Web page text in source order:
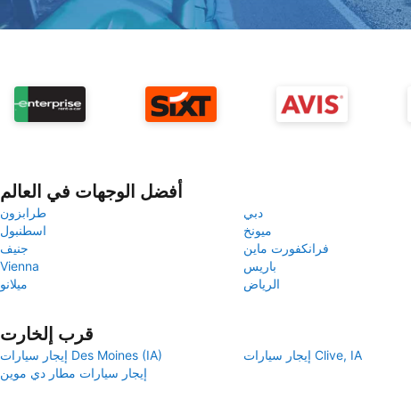
أفضل الوجهات في العالم
طرابزون
دبي
اسطنبول
ميونخ
جنيف
فرانكفورت ماين
Vienna
باريس
ميلانو
الرياض
قرب إلخارت
إيجار سيارات Des Moines (IA)
إيجار سيارات Clive, IA
إيجار سيارات مطار دي موين